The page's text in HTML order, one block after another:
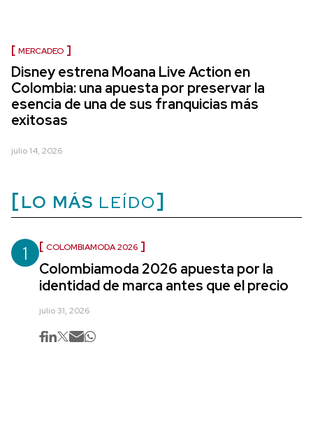
MERCADEO
Disney estrena Moana Live Action en
Colombia: una apuesta por preservar la
esencia de una de sus franquicias más
exitosas
julio 14, 2026
LO MÁS LEÍDO
1 COLOMBIAMODA 2026
Colombiamoda 2026 apuesta por la
identidad de marca antes que el precio
julio 31, 2026